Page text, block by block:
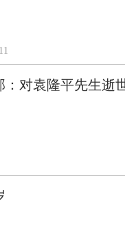
：对袁隆平先生逝